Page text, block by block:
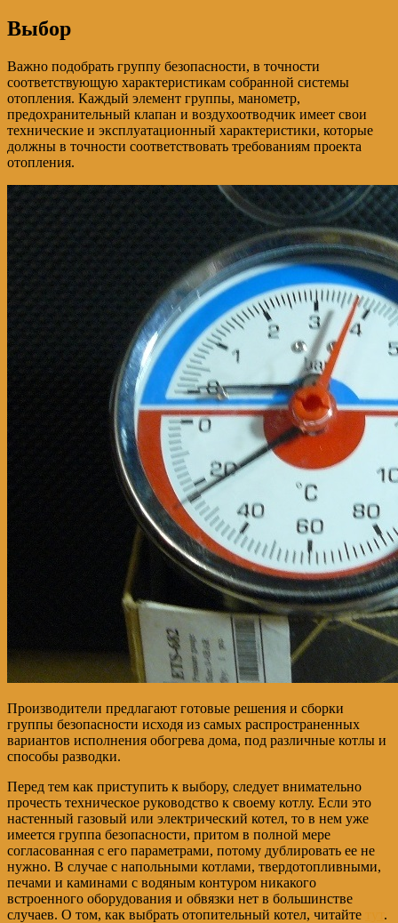
Выбор
Важно подобрать группу безопасности, в точности
соответствующую характеристикам собранной системы
отопления. Каждый элемент группы, манометр,
предохранительный клапан и воздухоотводчик имеет свои
технические и эксплуатационный характеристики, которые
должны в точности соответствовать требованиям проекта
отопления.
Производители предлагают готовые решения и сборки
группы безопасности исходя из самых распространенных
вариантов исполнения обогрева дома, под различные котлы и
способы разводки.
Перед тем как приступить к выбору, следует внимательно
прочесть техническое руководство к своему котлу. Если это
настенный газовый или электрический котел, то в нем уже
имеется группа безопасности, притом в полной мере
согласованная с его параметрами, потому дублировать ее не
нужно. В случае с напольными котлами, твердотопливными,
печами и каминами с водяным контуром никакого
встроенного оборудования и обвязки нет в большинстве
случаев. О том, как выбрать отопительный котел, читайте
.